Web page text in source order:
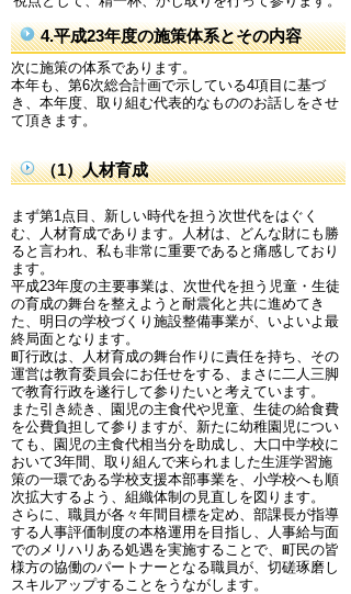
4.平成23年度の施策体系とその内容
次に施策の体系であります。
本年も、第6次総合計画で示している4項目に基づ
き、本年度、取り組む代表的なもののお話しをさせ
て頂きます。
（1）人材育成
まず第1点目、新しい時代を担う次世代をはぐく
む、人材育成であります。人材は、どんな財にも勝
ると言われ、私も非常に重要であると痛感しており
ます。
平成23年度の主要事業は、次世代を担う児童・生徒
の育成の舞台を整えようと耐震化と共に進めてき
た、明日の学校づくり施設整備事業が、いよいよ最
終局面となります。
町行政は、人材育成の舞台作りに責任を持ち、その
運営は教育委員会にお任せをする、まさに二人三脚
で教育行政を遂行して参りたいと考えています。
また引き続き、園児の主食代や児童、生徒の給食費
を公費負担して参りますが、新たに幼稚園児につい
ても、園児の主食代相当分を助成し、大口中学校に
おいて3年間、取り組んで来られました生涯学習施
策の一環である学校支援本部事業を、小学校へも順
次拡大するよう、組織体制の見直しを図ります。
さらに、職員が各々年間目標を定め、部課長が指導
する人事評価制度の本格運用を目指し、人事給与面
でのメリハリある処遇を実施することで、町民の皆
様方の協働のパートナーとなる職員が、切磋琢磨し
スキルアップすることをうながします。